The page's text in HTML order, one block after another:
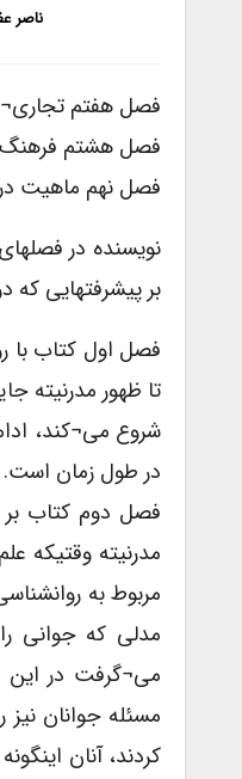
ناصر
فصل هفتم
فصل هشتم فرهنگ
فصل نهم ماهیت در
نویسنده در
بر پیشرفتهایی که
فصل اول کتاب با
تا ظهور مدرنیته
شروع می¬کند،
در طول زمان است.
فصل دوم کتاب بر
مدرنیته وقتیکه
مربوط به
مدلی که جوانی
می¬گرفت در این
مسئله جوانان
کردند، آنان